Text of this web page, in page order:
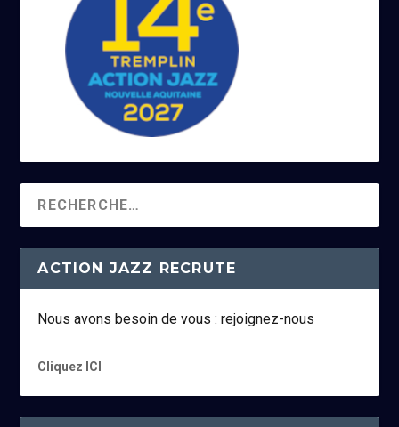
ACTION JAZZ RECRUTE
Nous avons besoin de vous : rejoignez-nous
Cliquez ICI